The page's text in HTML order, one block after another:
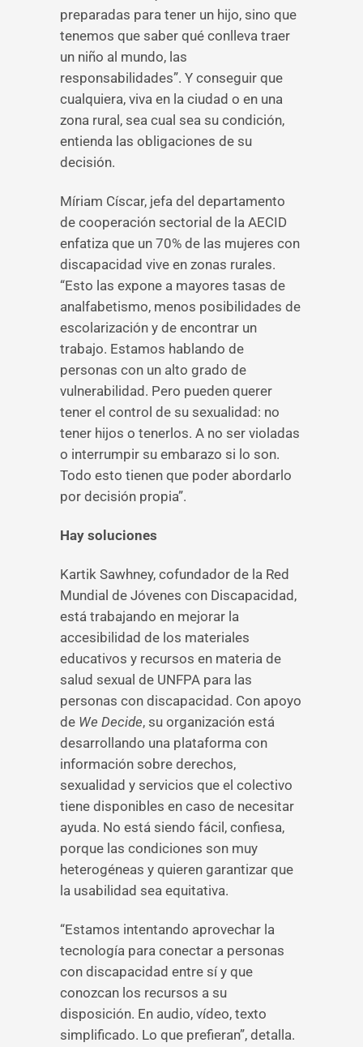
preparadas para tener un hijo, sino que
tenemos que saber qué conlleva traer
un niño al mundo, las
responsabilidades”. Y conseguir que
cualquiera, viva en la ciudad o en una
zona rural, sea cual sea su condición,
entienda las obligaciones de su
decisión.
Míriam Císcar, jefa del departamento
de cooperación sectorial de la AECID
enfatiza que un 70% de las mujeres con
discapacidad vive en zonas rurales.
“Esto las expone a mayores tasas de
analfabetismo, menos posibilidades de
escolarización y de encontrar un
trabajo. Estamos hablando de
personas con un alto grado de
vulnerabilidad. Pero pueden querer
tener el control de su sexualidad: no
tener hijos o tenerlos. A no ser violadas
o interrumpir su embarazo si lo son.
Todo esto tienen que poder abordarlo
por decisión propia”.
Hay soluciones
Kartik Sawhney, cofundador de la Red
Mundial de Jóvenes con Discapacidad,
está trabajando en mejorar la
accesibilidad de los materiales
educativos y recursos en materia de
salud sexual de UNFPA para las
personas con discapacidad. Con apoyo
de We Decide, su organización está
desarrollando una plataforma con
información sobre derechos,
sexualidad y servicios que el colectivo
tiene disponibles en caso de necesitar
ayuda. No está siendo fácil, confiesa,
porque las condiciones son muy
heterogéneas y quieren garantizar que
la usabilidad sea equitativa.
“Estamos intentando aprovechar la
tecnología para conectar a personas
con discapacidad entre sí y que
conozcan los recursos a su
disposición. En audio, vídeo, texto
simplificado. Lo que prefieran”, detalla.